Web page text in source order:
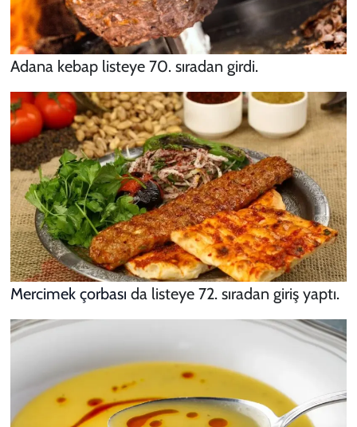
Adana kebap listeye 70. sıradan girdi.
Mercimek çorbası da listeye 72. sıradan giriş yaptı.